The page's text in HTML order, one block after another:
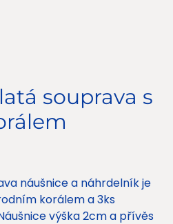
souprava s
náušnice a náhrdelník je
korálem a 3ks
výška 2cm a přívěs